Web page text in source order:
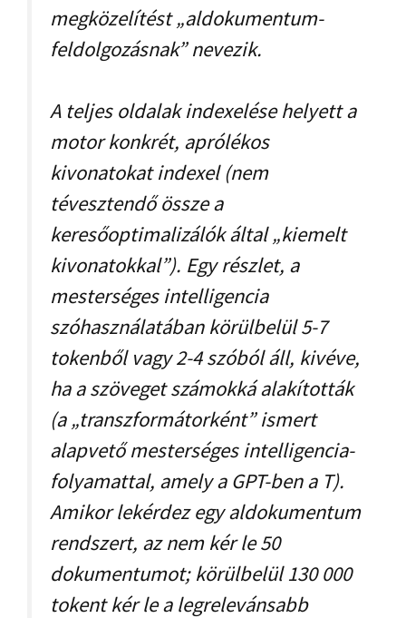
megközelítést „aldokumentum-
feldolgozásnak” nevezik.
A teljes oldalak indexelése helyett a
motor konkrét, aprólékos
kivonatokat indexel (nem
tévesztendő össze a
keresőoptimalizálók által „kiemelt
kivonatokkal”). Egy részlet, a
mesterséges intelligencia
szóhasználatában körülbelül 5-7
tokenből vagy 2-4 szóból áll, kivéve,
ha a szöveget számokká alakították
(a „transzformátorként” ismert
alapvető mesterséges intelligencia-
folyamattal, amely a GPT-ben a T).
Amikor lekérdez egy aldokumentum
rendszert, az nem kér le 50
dokumentumot; körülbelül 130 000
tokent kér le a legrelevánsabb